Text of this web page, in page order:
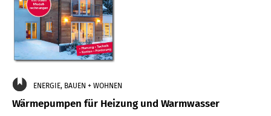
ENERGIE, BAUEN + WOHNEN
Wärmepumpen für Heizung und Warmwasser